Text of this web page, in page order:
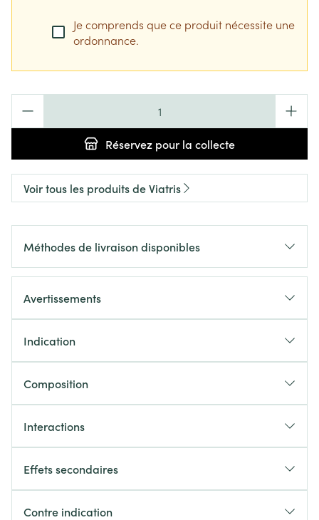
Je comprends que ce produit nécessite une
ordonnance.
Réservez pour la collecte
Voir tous les produits de Viatris
Méthodes de livraison disponibles
Avertissements
Indication
Composition
Interactions
Effets secondaires
Contre indication